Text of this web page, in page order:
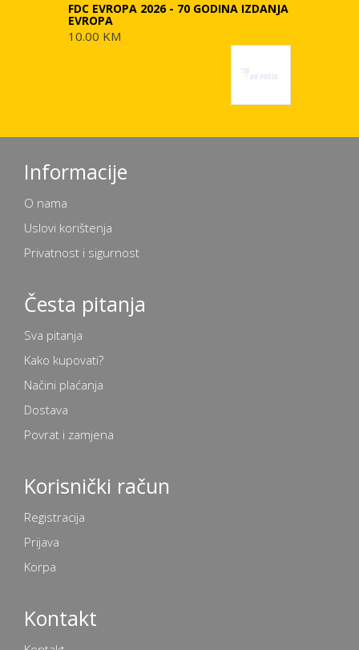
FDC EVROPA 2026 - 70 GODINA IZDANJA
EVROPA
10.00 KM
Informacije
O nama
Uslovi korištenja
Privatnost i sigurnost
Česta pitanja
Sva pitanja
Kako kupovati?
Načini plaćanja
Dostava
Povrat i zamjena
Korisnički račun
Registracija
Prijava
Korpa
Kontakt